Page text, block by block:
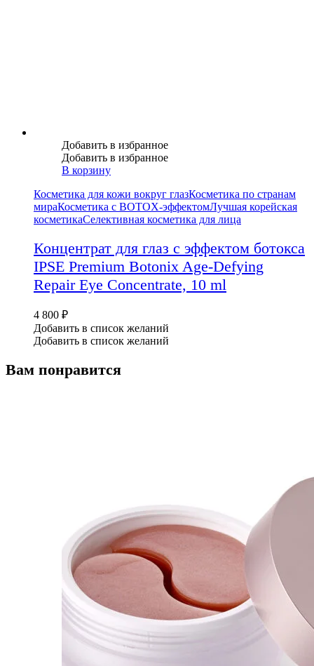
Добавить в избранное
Добавить в избранное
В корзину
Косметика для кожи вокруг глазКосметика по странам
мираКосметика с BOTOX-эффектомЛучшая корейская
косметикаСелективная косметика для лица
Концентрат для глаз с эффектом ботокса
IPSE Premium Botonix Age-Defying
Repair Eye Concentrate, 10 ml
4 800 ₽
Добавить в список желаний
Добавить в список желаний
Вам понравится